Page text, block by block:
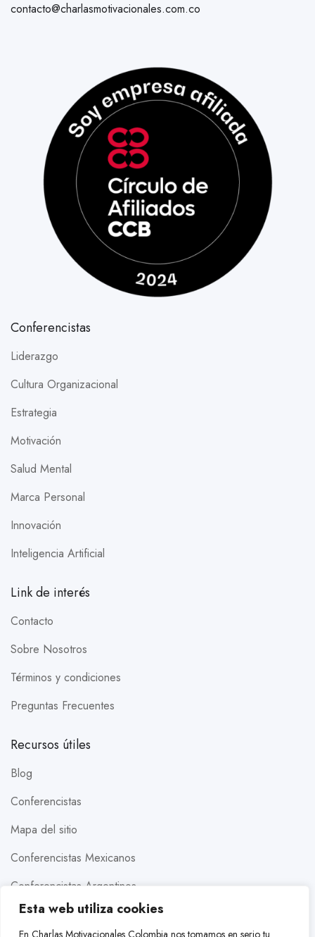
Esta web utiliza cookies
En Charlas Motivacionales Colombia nos tomamos en serio tu
contacto@charlasmotivacionales.com.co
Conferencistas
Liderazgo
Cultura Organizacional
Estrategia
Motivación
Salud Mental
Marca Personal
Innovación
Inteligencia Artificial
Link de interés
Contacto
Sobre Nosotros
Términos y condiciones
Preguntas Frecuentes
Recursos útiles
Blog
Conferencistas
Mapa del sitio
Conferencistas Mexicanos
Conferencistas Argentinos
Conferencistas Estados Unidos